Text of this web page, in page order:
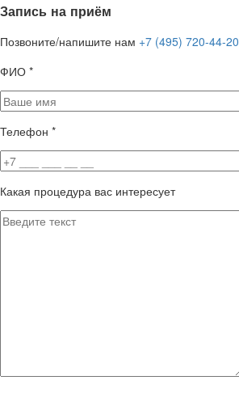
Запись на приём
Позвоните/напишите нам +7 (495) 720-44-20
ФИО *
Телефон *
Какая процедура вас интересует